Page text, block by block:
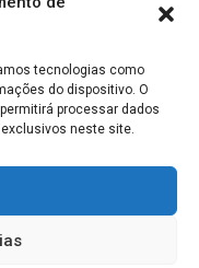
tecnologias como
do dispositivo. O
processar dados
neste site.
Alfabetizador chega
da rede municipal